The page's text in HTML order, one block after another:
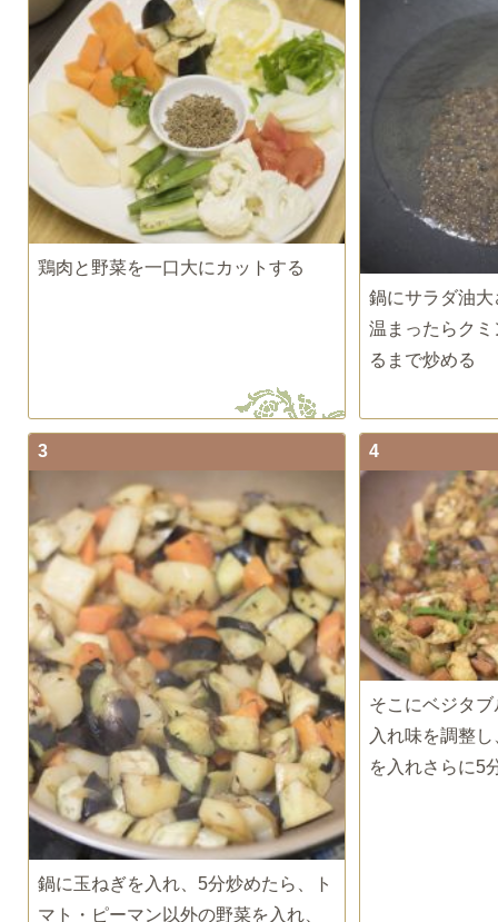
鶏肉と野菜を一口大にカットする
鍋にサラダ油
温まったらク
るまで炒める
3
鍋に玉ねぎを入れ、5分炒めたら、ト
マト・ピーマン以外の野菜を入れ、
4
そこにベジタ
入れ味を調整
を入れさらに5